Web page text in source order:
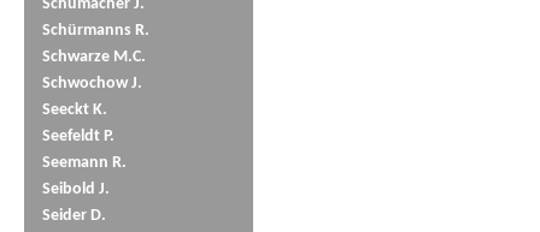
Schumacher J.
Schürmanns R.
Schwarze M.C.
Schwochow J.
Seeckt K.
Seefeldt P.
Seemann R.
Seibold J.
Seider D.